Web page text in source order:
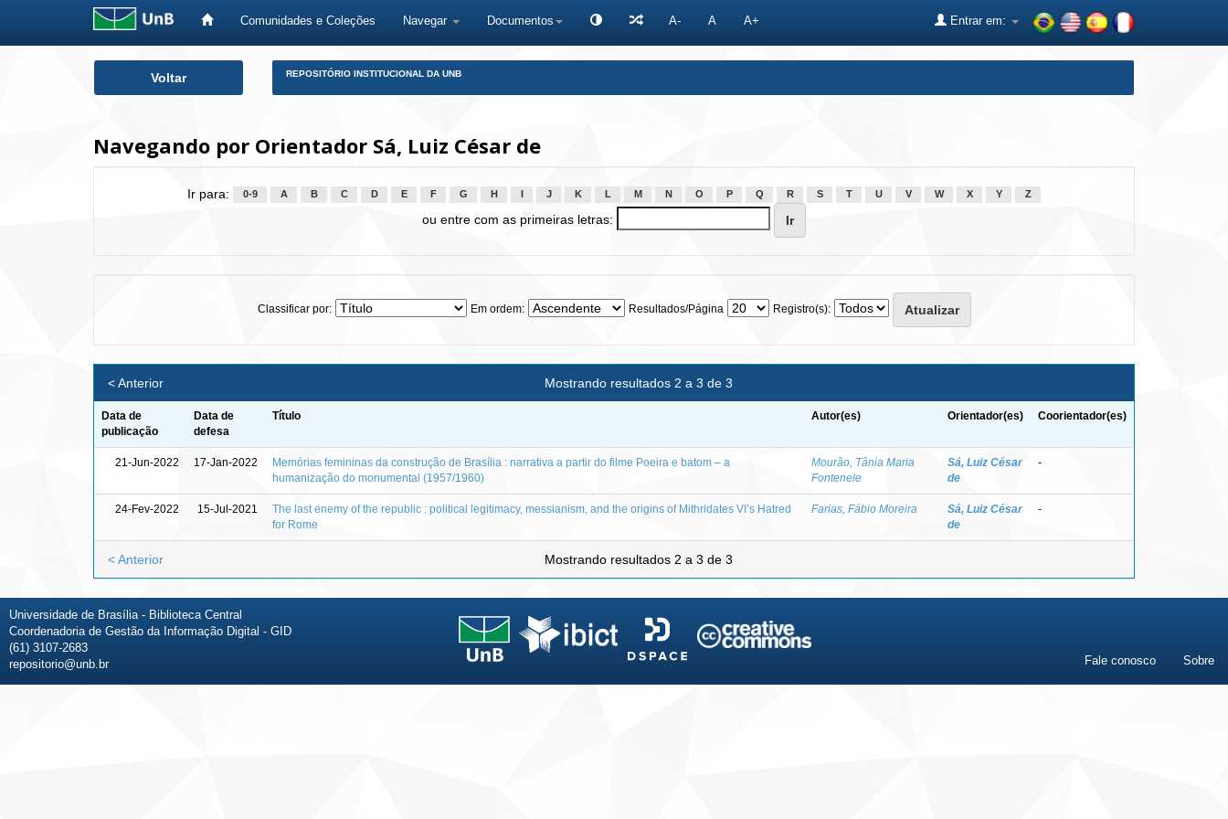
Comunidades e Coleções Navegar Documentos A- A A+ Entrar em:
Voltar REPOSITÓRIO INSTITUCIONAL DA UNB
Navegando por Orientador Sá, Luiz César de
Ir para: 0-9 A B C D E F G H J K L M N O P Q R S T U V W X Y Z
ou entre com as primeiras letras:
Classificar por: Em ordem: Resultados/Página Registro(s):
Mostrando resultados 2 a 3 de 3
< Anterior
Data de
publicação
Data de
defesa
Título Autor(es) Orientador(es) Coorientador(es)
21-Jun-2022 17-Jan-2022
Memórias femininas da construção de Brasília : narrativa a partir do filme Poeira e batom – a
humanização do monumental (1957/1960)
Mourão, Tânia Maria
Fontenele
Sá, Luiz César
de
-
24-Fev-2022 15-Jul-2021
The last enemy of the republic : political legitimacy, messianism, and the origins of Mithridates VI’s Hatred
for Rome
Farias, Fábio Moreira
Sá, Luiz César
de
-
Mostrando resultados 2 a 3 de 3
< Anterior
Universidade de Brasília - Biblioteca Central
Coordenadoria de Gestão da Informação Digital - GID
(61) 3107-2683
repositorio@unb.br
Fale conosco Sobre